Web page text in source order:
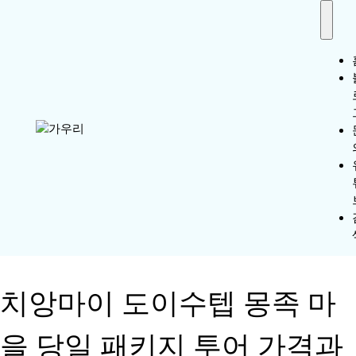
치앙마이 도이수텝 몽족 마
을 당일 패키지 투어 가격과